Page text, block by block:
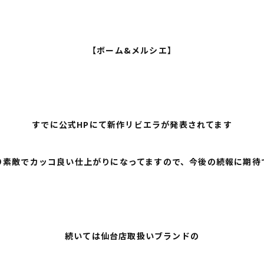
【ボーム&メルシエ】
すでに公式HPにて新作リビエラが発表されてます
素敵でカッコ良い仕上がりになってますので、今後の続報に期待
続いては仙台店取扱いブランドの